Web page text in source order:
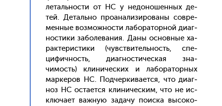
ле­таль­нос­ти от НС у не­доно­шен­ных де­
тей. Де­таль­но про­ана­лизи­рова­ны сов­ре­
мен­ные воз­можнос­ти ла­бора­тор­ной ди­аг­
ности­ки за­боле­вания. Да­ны ос­новные ха­
рак­те­рис­ти­ки (чувс­тви­тель­ность, спе­
цифич­ность, ди­аг­ности­чес­кая зна­
чимость) кли­ничес­ких и ла­бора­тор­ных
мар­ке­ров НС. Под­черки­ва­ет­ся, что ди­аг­
ноз НС ос­та­ет­ся кли­ничес­ким, что не ис­
клю­ча­ет важ­ную за­дачу по­ис­ка вы­соко­